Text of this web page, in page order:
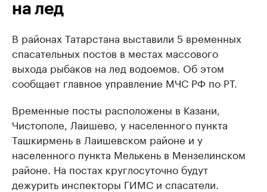
на лед
В районах Татарстана выставили 5 временных
спасательных постов в местах массового
выхода рыбаков на лед водоемов. Об этом
сообщает главное управление МЧС РФ по РТ.
Временные посты расположены в Казани,
Чистополе, Лаишево, у населенного пункта
Ташкирмень в Лаишевском районе и у
населенного пункта Мелькень в Мензелинском
районе. На постах круглосуточно будут
дежурить инспекторы ГИМС и спасатели.